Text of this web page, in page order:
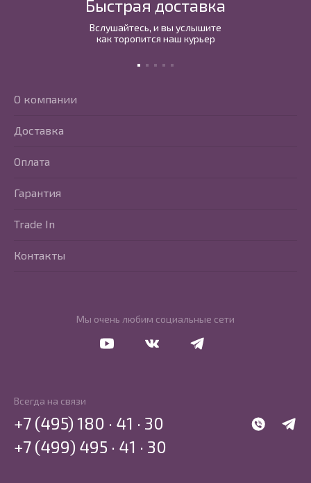
Быстрая доставка
Вслушайтесь, и вы услышите
как торопится наш курьер
Мы очень любим социальные сети
О компании
Доставка
Оплата
Гарантия
Trade In
Контакты
Всегда на связи
WhatsApp
+7 (495) 180 · 41 · 30
+7 (499) 495 · 41 · 30